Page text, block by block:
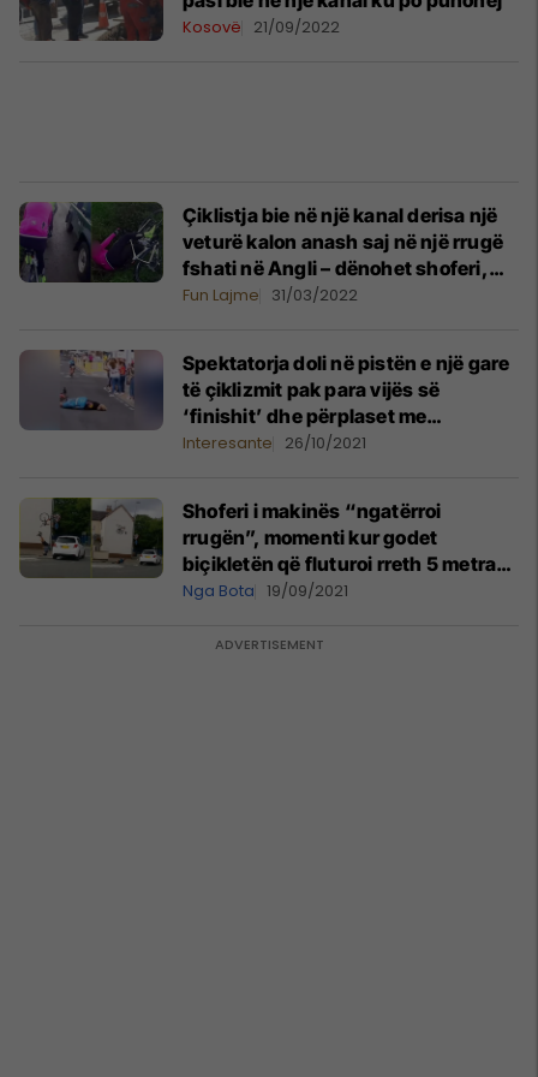
Kosovë 21/09/2022
Çiklistja bie në një kanal derisa një
veturë kalon anash saj në një rrugë
fshati në Angli – dënohet shoferi,
edhe pse nuk e kishte prekur fare
Fun Lajme 31/03/2022
Spektatorja doli në pistën e një gare
të çiklizmit pak para vijës së
‘finishit’ dhe përplaset me
kampionin e mundshëm të garës
Interesante 26/10/2021
Shoferi i makinës “ngatërroi
rrugën”, momenti kur godet
biçikletën që fluturoi rreth 5 metra
në ajër në Angli
Nga Bota 19/09/2021